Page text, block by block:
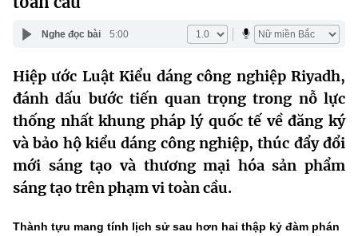
Cơ cấu tổ chức
Lịch sử phát triển
Sở Khoa học và Công nghệ
Khoa học và Công nghệ
Đổi mới sáng tạo
Chuyển đổi số
Dịch vụ công
Hệ thống văn bản
Văn bản QPPL
MST IOFFICE
Nghe đọc bài 5:00
Hiệp ước Luật Kiểu dáng công nghiệp Riyadh,
đánh dấu bước tiến quan trọng trong nỗ lực
thống nhất khung pháp lý quốc tế về đăng ký
và bảo hộ kiểu dáng công nghiệp, thúc đẩy đổi
mới sáng tạo và thương mại hóa sản phẩm
sáng tạo trên phạm vi toàn cầu.
Thành tựu mang tính lịch sử sau hơn hai thập kỷ đàm phán